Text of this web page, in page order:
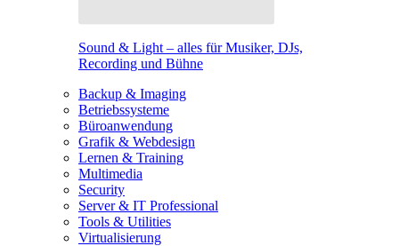
Sound & Light – alles für Musiker, DJs,
Recording und Bühne
Backup & Imaging
Betriebssysteme
Büroanwendung
Grafik & Webdesign
Lernen & Training
Multimedia
Security
Server & IT Professional
Tools & Utilities
Virtualisierung